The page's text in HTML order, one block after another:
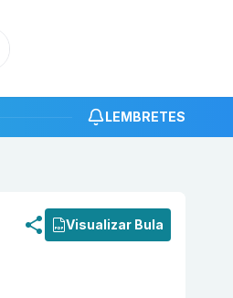
LEMBRETES
Visualizar Bula